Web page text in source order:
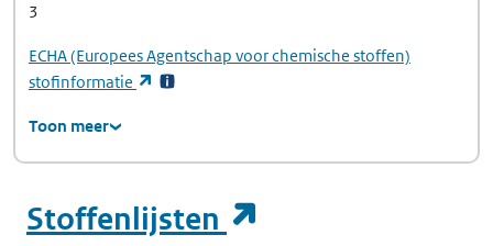
3
ECHA(Europees Agentschap voor chemische stoffen)
stofinformatie
(opent in een nieuw tabblad)
Toon meer
Stoffenlijsten